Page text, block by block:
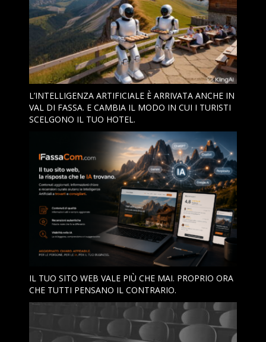
L’INTELLIGENZA ARTIFICIALE È ARRIVATA ANCHE IN
VAL DI FASSA. E CAMBIA IL MODO IN CUI I TURISTI
SCELGONO IL TUO HOTEL.
IL TUO SITO WEB VALE PIÙ CHE MAI. PROPRIO ORA
CHE TUTTI PENSANO IL CONTRARIO.